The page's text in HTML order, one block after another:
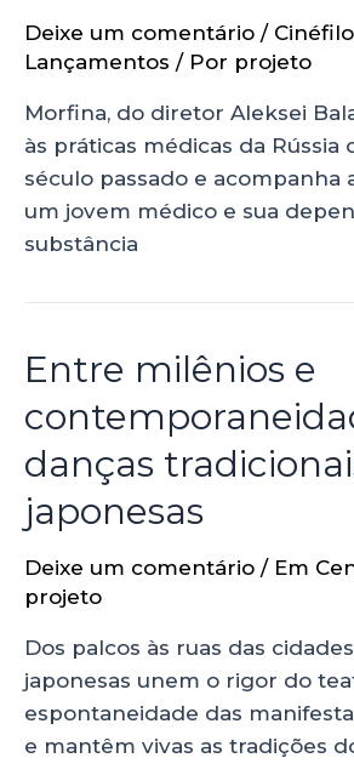
Deixe um comentário /
Lançamentos / Por projeto
Morfina, do diretor Aleksei
às práticas médicas da Rússia
século passado e acompanha
um jovem médico e sua
substância
Entre milênios e
danças
japonesas
Deixe um comentário / Em
projeto
Dos palcos às ruas das
japonesas unem o rigor do
espontaneidade das
e mantêm vivas as tradições